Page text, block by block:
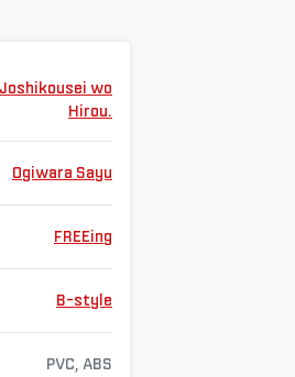
wo
Hirou.
Ogiwara Sayu
FREEing
B-style
PVC, ABS